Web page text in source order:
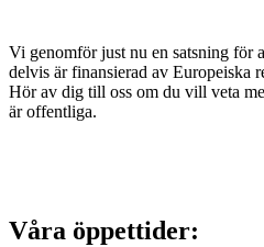
Vi genomför just nu en satsning för
delvis är finansierad av Europeiska
Hör av dig till oss om du vill veta
är offentliga.
Våra öppettider: